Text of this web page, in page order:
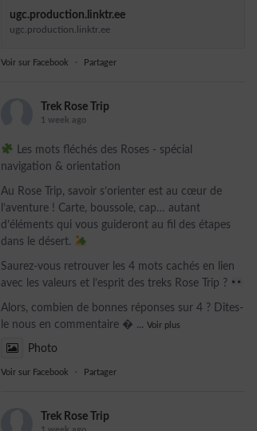
ugc.production.linktr.ee
ugc.production.linktr.ee
Voir sur Facebook · Partager
Trek Rose Trip
1 week ago
Les mots fléchés des Roses - spécial
navigation & orientation
Au Rose Trip, savoir s’orienter est au cœur de
l’aventure ! Carte, boussole, cap… autant
d’éléments qui vous guideront au fil des étapes
dans le désert.
Saurez-vous retrouver les 4 mots cachés en lien
avec les valeurs et l’esprit des treks Rose Trip ?
Alors, combien de bonnes réponses sur 4 ? Dites-
le nous en commentaire  ... Voir plus
Photo
Voir sur Facebook · Partager
Trek Rose Trip